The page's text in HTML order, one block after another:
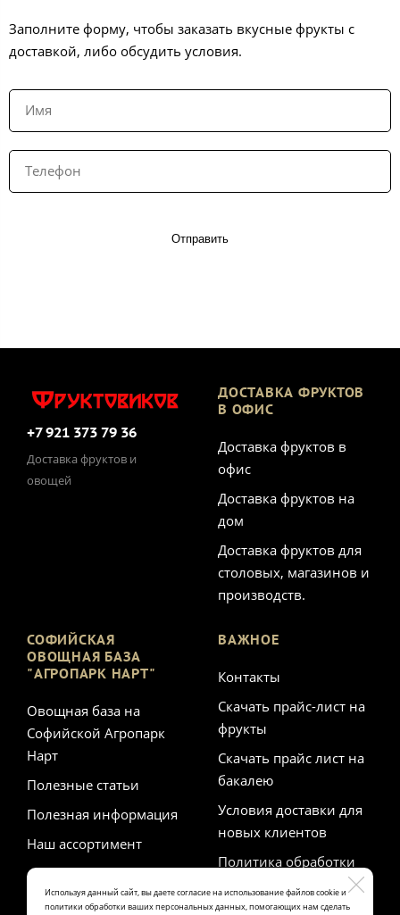
Используя данный сайт, вы даете согласие на использование файлов cookie и
политики обработки ваших персональных данных, помогающих нам сделать
Заполните форму, чтобы заказать вкусные фрукты с
доставкой, либо обсудить условия.
Отправить
+7 921 373 79 36
Доставка фруктов и
овощей
ДОСТАВКА ФРУКТОВ
В ОФИС
Доставка фруктов в
офис
Доставка фруктов на
дом
Доставка фруктов для
столовых, магазинов и
производств.
СОФИЙСКАЯ
ОВОЩНАЯ БАЗА
"АГРОПАРК НАРТ"
Овощная база на
Софийской Агропарк
Нарт
Полезные статьи
Полезная информация
Наш ассортимент
ВАЖНОЕ
Контакты
Скачать прайс-лист на
фрукты
Скачать прайс лист на
бакалею
Условия доставки для
новых клиентов
Политика обработки
персональных данных